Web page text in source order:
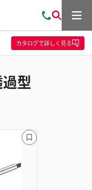
問
い
合
わ
索
メ
ュ
ー
カタログで詳しく見る
型
ブ
ッ